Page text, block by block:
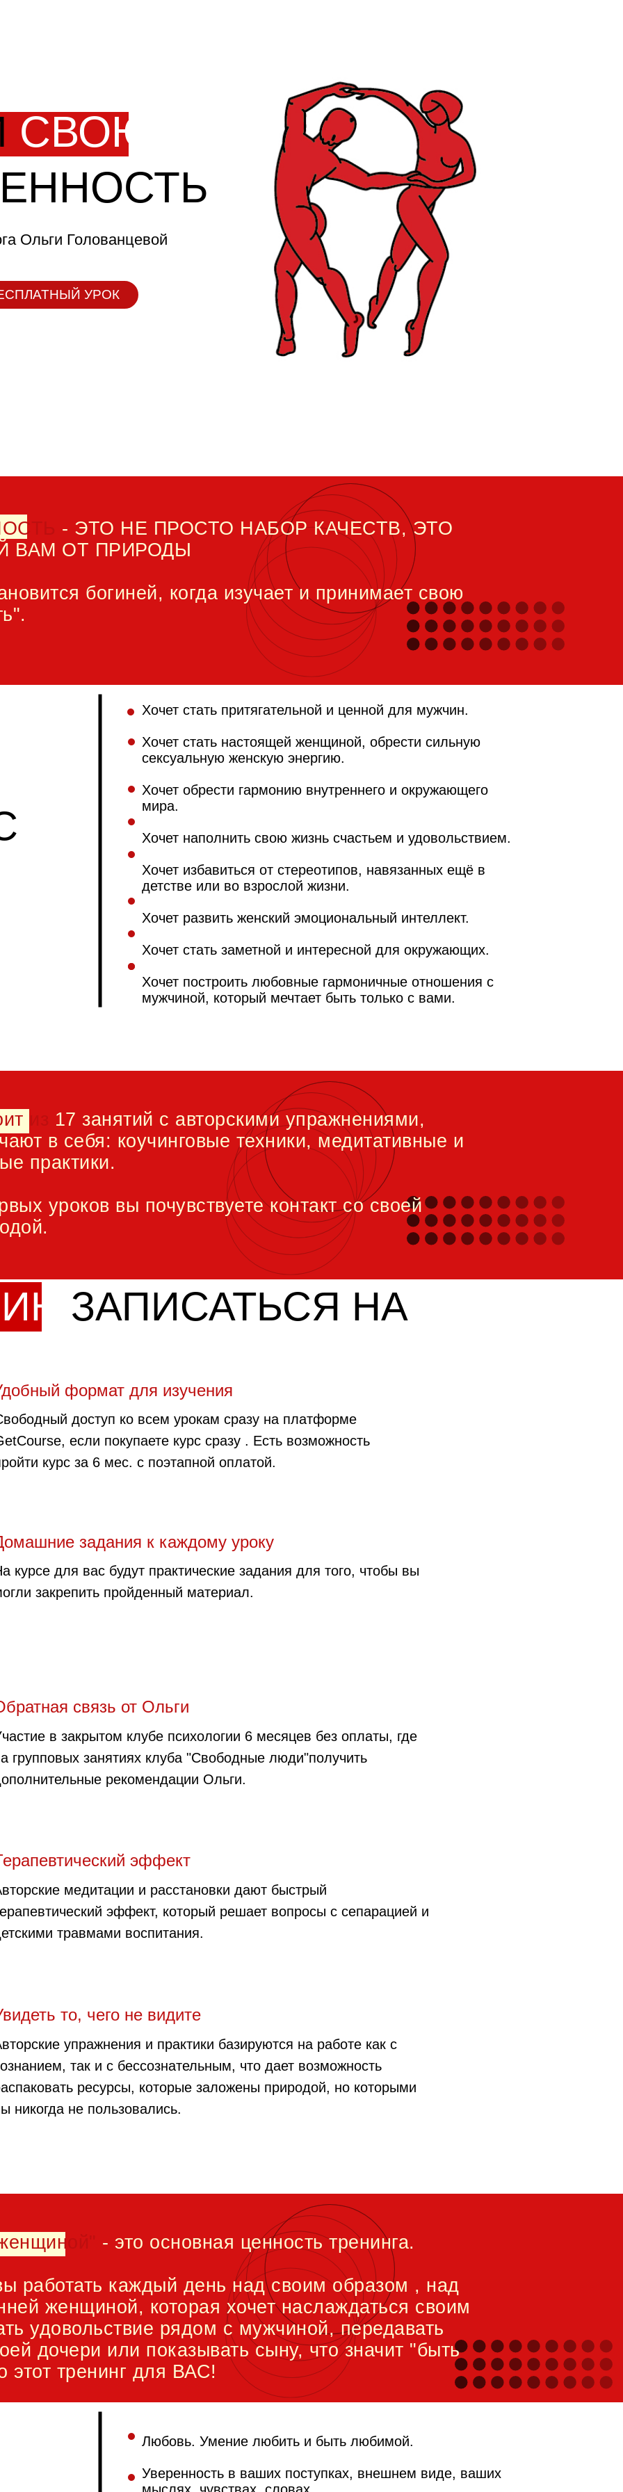
Ольги Голованцевой
УРОК
СВОЮ
- ЭТО НЕ ПРОСТО НАБОР КАЧЕСТВ, ЭТО
ВАМ ОТ ПРИРОДЫ
богиней, когда изучает и принимает свою
Хочет стать притягательной и ценной для мужчин.
Хочет стать настоящей женщиной, обрести сильную
сексуальную женскую энергию.
Хочет обрести гармонию внутреннего и окружающего
мира.
Хочет наполнить свою жизнь счастьем и удовольствием.
Хочет избавиться от стереотипов, навязанных ещё в
детстве или во взрослой жизни.
Хочет развить женский эмоциональный интеллект.
Хочет стать заметной и интересной для окружающих.
Хочет построить любовные гармоничные отношения с
мужчиной, который мечтает быть только с вами.
из 17 занятий с авторскими упражнениями,
в себя: коучинговые техники, медитативные и
практики.
уроков вы почувствуете контакт со своей
формат для изучения
доступ ко всем урокам сразу на платформе
если покупаете курс сразу . Есть возможность
курс за 6 мес. с поэтапной оплатой.
задания к каждому уроку
курсе для вас будут практические задания для того, чтобы вы
закрепить пройденный материал.
связь от Ольги
в закрытом клубе психологии 6 месяцев без оплаты, где
групповых занятиях клуба "Свободные люди"получить
рекомендации Ольги.
эффект
медитации и расстановки дают быстрый
эффект, который решает вопросы с сепарацией и
травмами воспитания.
то, чего не видите
упражнения и практики базируются на работе как с
так и с бессознательным, что дает возможность
ресурсы, которые заложены природой, но которыми
никогда не пользовались.
ЗАПИСАТЬСЯ НА
- это основная ценность тренинга.
работать каждый день над своим образом , над
женщиной, которая хочет наслаждаться своим
удовольствие рядом с мужчиной, передавать
дочери или показывать сыну, что значит "быть
этот тренинг для ВАС!
Любовь. Умение любить и быть любимой.
Уверенность в ваших поступках, внешнем виде, ваших